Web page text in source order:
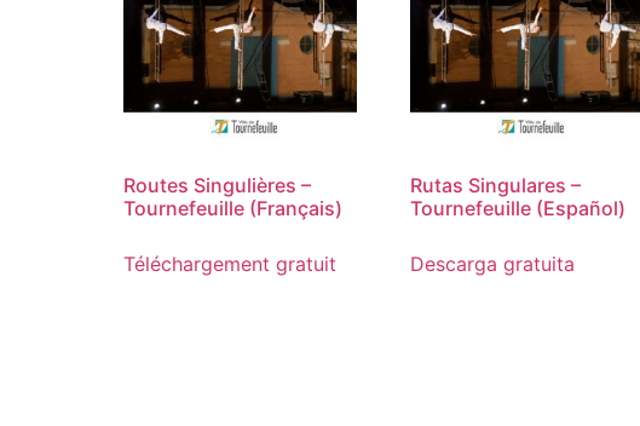
Routes Singulières –
Tournefeuille (Français)
Téléchargement gratuit
Rutas Singulares –
Tournefeuille (Español)
Descarga gratuita